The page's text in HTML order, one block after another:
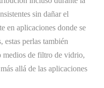
sin dañar el
en aplicaciones donde se
estas perlas también
medios de filtro de vidrio,
allá de las aplicaciones